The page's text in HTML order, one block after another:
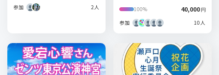
参加 2人 100% 40,000円
参加
10人